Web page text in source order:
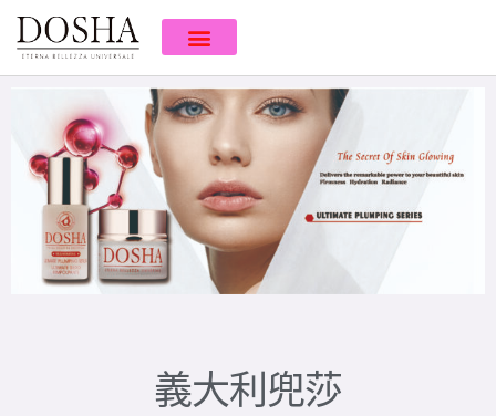
義大利兜莎